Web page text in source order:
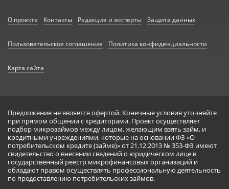
О проекте Контакты Редакция и эксперты Защита данных
Пользовательское соглашение Политика конфиденциальности
Карта сайта
Предложение не является офертой. Конечные условия уточняйте
при прямом общении с кредиторами. Проект осуществляет
подбор микрозаймов между лицом, желающим взять займ, и
кредитными учреждениями, которые на основании ФЗ «О
потребительском кредите (займе)» от 21.12.2013 № 353-ФЗ имеют
свидетельство о внесении сведений о юридическом лице в
государственный реестр микрофинансовых организаций и
обладают правом осуществлять профессиональную деятельность
по предоставлению потребительских займов.